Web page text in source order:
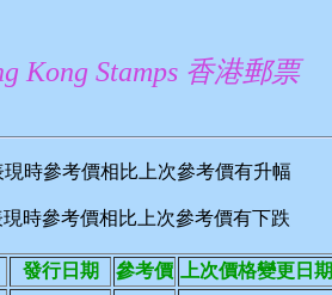
Kong Stamps 香港郵票
現時參考價相比上次參考價有升幅
時參考價相比上次參考價有下跌
發行日期 參考價
上次價格變更日期